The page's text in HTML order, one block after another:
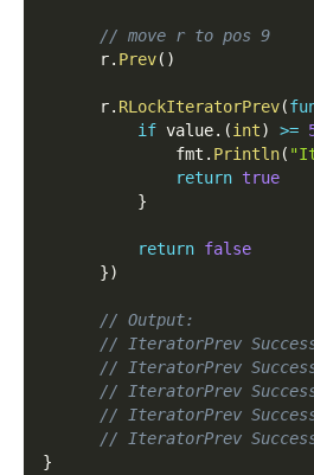
// move r to pos 9
      r
. Prev( )
      r
. RLockIteratorPrev(
if value. (int) >=
              fmt
. Println(
return true
}
return false
})
// Output:
// IteratorPrev
// IteratorPrev
// IteratorPrev
// IteratorPrev
// IteratorPrev
}